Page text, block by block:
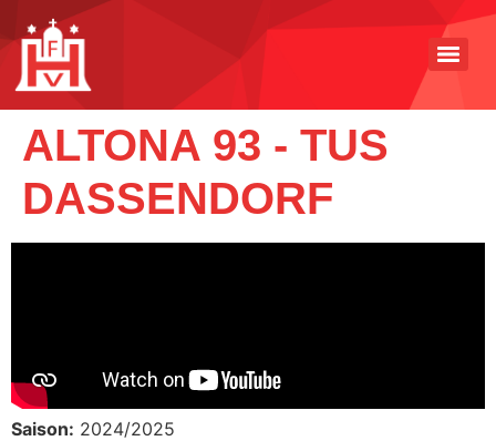
ALTONA 93 - TUS
DASSENDORF
Saison: 2024/2025